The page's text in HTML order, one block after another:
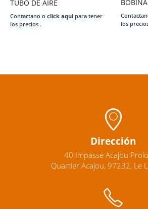
TUBO DE AIRE
Contactano o click aqui para tener
los precios .
los
Dirección
40 Impasse Acajou
Quartier Acajou, 97232, Le